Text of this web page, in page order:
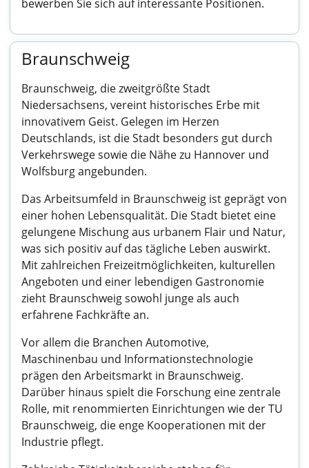
bewerben Sie sich auf interessante Positionen.
Braunschweig
Braunschweig, die zweitgrößte Stadt
Niedersachsens, vereint historisches Erbe mit
innovativem Geist. Gelegen im Herzen
Deutschlands, ist die Stadt besonders gut durch
Verkehrswege sowie die Nähe zu Hannover und
Wolfsburg angebunden.
Das Arbeitsumfeld in Braunschweig ist geprägt von
einer hohen Lebensqualität. Die Stadt bietet eine
gelungene Mischung aus urbanem Flair und Natur,
was sich positiv auf das tägliche Leben auswirkt.
Mit zahlreichen Freizeitmöglichkeiten, kulturellen
Angeboten und einer lebendigen Gastronomie
zieht Braunschweig sowohl junge als auch
erfahrene Fachkräfte an.
Vor allem die Branchen Automotive,
Maschinenbau und Informationstechnologie
prägen den Arbeitsmarkt in Braunschweig.
Darüber hinaus spielt die Forschung eine zentrale
Rolle, mit renommierten Einrichtungen wie der TU
Braunschweig, die enge Kooperationen mit der
Industrie pflegt.